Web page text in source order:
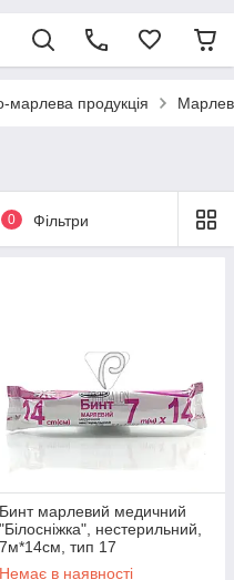
марлева продукція
0 Фільтри
Бинт марлевий медичний
"Білосніжка", нестерильний,
7м*14см, тип 17
Немає в наявності